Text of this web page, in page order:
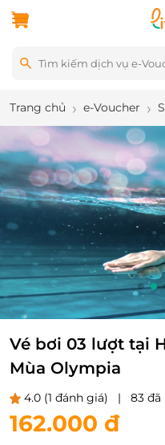
Trang chủ e-Voucher
Vé bơi 03 lượt tại
Mùa Olympia
4.0 (1 đánh giá) | 83 đã
162.000 đ